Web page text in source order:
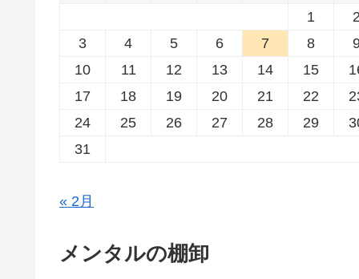
1
3
4 5 6 7 8
10
11 12 13 14 15
17
18 19 20 21 22
24
25 26 27 28 29
31
« 2月
メンタルの棚卸